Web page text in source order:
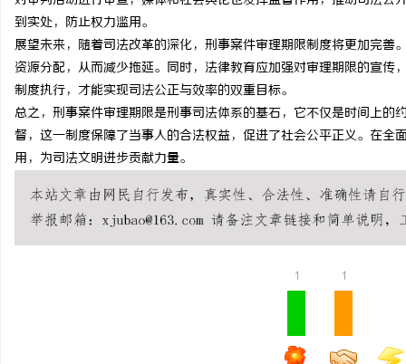
到实处，防止权力滥用。
展望未来，随着司法改革的深化，刑事案件审理期限制度将更加完
资源分配，从而减少拖延。同时，法律教育应加强对审理期限的宣
制度执行，才能实现司法公正与效率的双重目标。
总之，刑事案件审理期限是刑事司法体系的基石，它不仅是时间上
督，这一制度保障了当事人的合法权益，促进了社会公平正义。在
用，为司法文明进步贡献力量。
1 1